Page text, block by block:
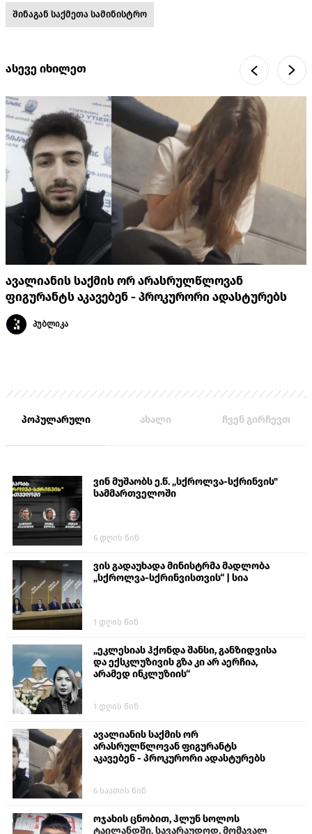
შინაგან საქმეთა სამინისტრო
ასევე იხილეთ
ავალიანის საქმის ორ არასრულწლოვან
ფიგურანტს აკავებენ - პროკურორი ადასტურებს
პუბლიკა
პოპულარული ახალი ჩვენ გირჩევთ
ვინ მუშაობს ე.წ. „სქროლვა-სქრინვის"
სამმართველოში
6 დღის წინ
ვის გადაუხადა მინისტრმა მადლობა
„სქროლვა-სქრინვისთვის“ | სია
1 დღის წინ
„ეკლესიას ჰქონდა შანსი, განზიდვისა
და ექსკლუზივის გზა კი არ აერჩია,
არამედ ინკლუზიის“
1 დღის წინ
ავალიანის საქმის ორ
არასრულწლოვან ფიგურანტს
აკავებენ - პროკურორი ადასტურებს
6 საათის წინ
ოჯახის ცნობით, ჰლუნ სოლოს
ტაილანდში, სავარაუდოდ, მომავალ